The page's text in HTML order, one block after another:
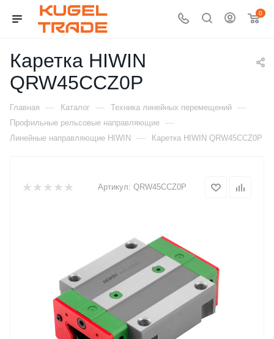
0
Каретка HIWIN
QRW45CCZ0P
Главная — Каталог — Техника линейных перемещений —
Профильные рельсовые направляющие —
Линейные направляющие HIWIN — Каретка HIWIN QRW45CCZ0P
Артикул: QRW45CCZ0P